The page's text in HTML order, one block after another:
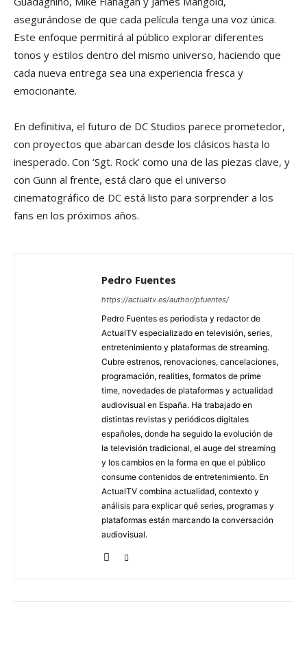
asegurándose de que cada película tenga una voz única.
Este enfoque permitirá al público explorar diferentes
tonos y estilos dentro del mismo universo, haciendo que
cada nueva entrega sea una experiencia fresca y
emocionante.
En definitiva, el futuro de DC Studios parece prometedor,
con proyectos que abarcan desde los clásicos hasta lo
inesperado. Con ‘Sgt. Rock’ como una de las piezas clave, y
con Gunn al frente, está claro que el universo
cinematográfico de DC está listo para sorprender a los
fans en los próximos años.
Pedro Fuentes
https://actualtv.es/author/pfuentes/
Pedro Fuentes es periodista y redactor de
ActualTV especializado en televisión, series,
entretenimiento y plataformas de streaming.
Cubre estrenos, renovaciones, cancelaciones,
programación, realities, formatos de prime
time, novedades de plataformas y actualidad
audiovisual en España. Ha trabajado en
distintas revistas y periódicos digitales
españoles, donde ha seguido la evolución de
la televisión tradicional, el auge del streaming
y los cambios en la forma en que el público
consume contenidos de entretenimiento. En
ActualTV combina actualidad, contexto y
análisis para explicar qué series, programas y
plataformas están marcando la conversación
audiovisual.